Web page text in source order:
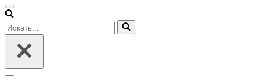
Меню
навигации
Искать...